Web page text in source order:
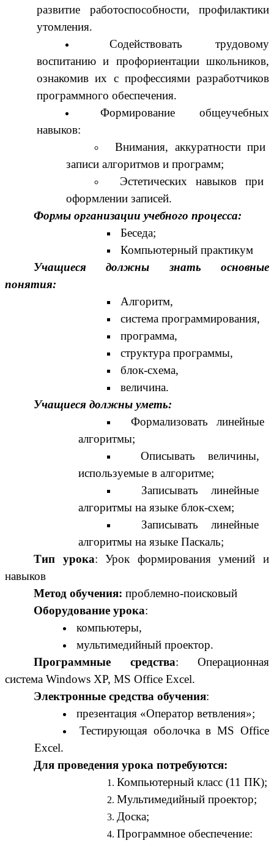
развитие работоспособности, профилактики
утомления.
Содействовать трудовому
воспитанию и профориентации школьников,
ознакомив их с профессиями разработчиков
программного обеспечения.
Формирование общеучебных
навыков:
Внимания, аккуратности при
записи алгоритмов и программ;
Эстетических навыков при
оформлении записей.
Формы организации учебного процесса:
Беседа;
Компьютерный практикум
Учащиеся должны знать основные
понятия:
Алгоритм,
система программирования,
программа,
структура программы,
блок-схема,
величина.
Учащиеся должны уметь:
Формализовать линейные
алгоритмы;
Описывать величины,
используемые в алгоритме;
Записывать линейные
алгоритмы на языке блок-схем;
Записывать линейные
алгоритмы на языке Паскаль;
Тип урока: Урок формирования умений и
навыков
Метод обучения: проблемно-поисковый
Оборудование урока:
компьютеры,
мультимедийный проектор.
Программные средства: Операционная
система Windows XP, MS Office Excel.
Электронные средства обучения:
презентация «Оператор ветвления»;
Тестирующая оболочка в MS Office
Excel.
Для проведения урока потребуются:
Компьютерный класс (11 ПК);
Мультимедийный проектор;
Доска;
Программное обеспечение: